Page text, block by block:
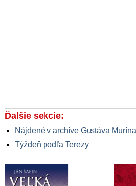
Ďalšie sekcie:
Nájdené v archíve Gustáva Murína
Týždeň podľa Terezy